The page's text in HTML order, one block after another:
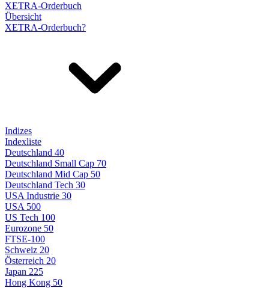
XETRA-Orderbuch
Übersicht
XETRA-Orderbuch?
Indizes
Indexliste
Deutschland 40
Deutschland Small Cap 70
Deutschland Mid Cap 50
Deutschland Tech 30
USA Industrie 30
USA 500
US Tech 100
Eurozone 50
FTSE-100
Schweiz 20
Österreich 20
Japan 225
Hong Kong 50